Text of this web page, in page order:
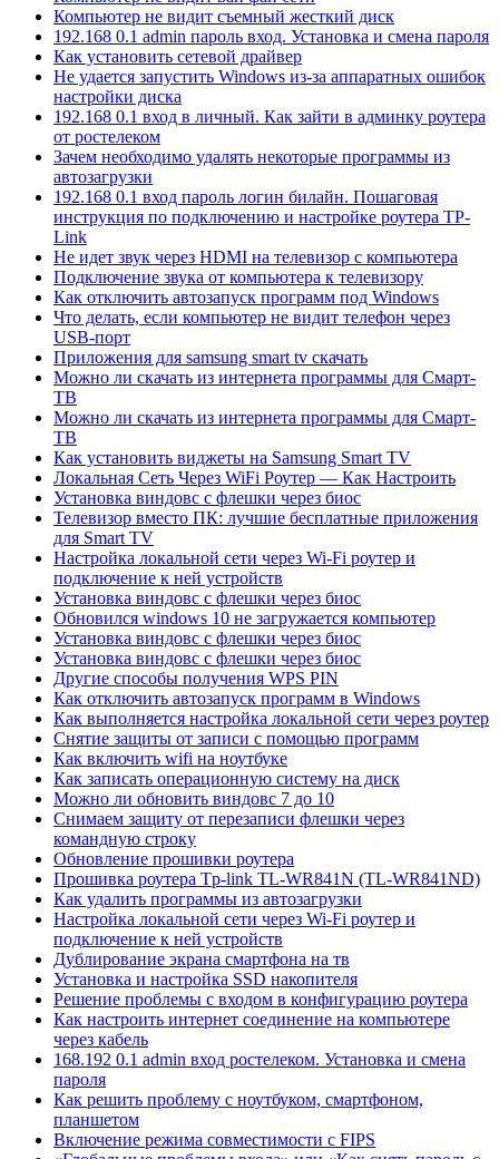
Компьютер не видит съемный жесткий диск
192.168 0.1 admin пароль вход. Установка и смена пароля
Как установить сетевой драйвер
Не удается запустить Windows из-за аппаратных ошибок
настройки диска
192.168 0.1 вход в личный. Как зайти в админку роутера
от ростелеком
Зачем необходимо удалять некоторые программы из
автозагрузки
192.168 0.1 вход пароль логин билайн. Пошаговая
инструкция по подключению и настройке роутера TP-
Link
Не идет звук через HDMI на телевизор с компьютера
Подключение звука от компьютера к телевизору
Как отключить автозапуск программ под Windows
Что делать, если компьютер не видит телефон через
USB-порт
Приложения для samsung smart tv скачать
Можно ли скачать из интернета программы для Смарт-
ТВ
Можно ли скачать из интернета программы для Смарт-
ТВ
Как установить виджеты на Samsung Smart TV
Локальная Сеть Через WiFi Роутер — Как Настроить
Установка виндовс с флешки через биос
Телевизор вместо ПК: лучшие бесплатные приложения
для Smart TV
Настройка локальной сети через Wi-Fi роутер и
подключение к ней устройств
Установка виндовс с флешки через биос
Обновился windows 10 не загружается компьютер
Установка виндовс с флешки через биос
Установка виндовс с флешки через биос
Другие способы получения WPS PIN
Как отключить автозапуск программ в Windows
Как выполняется настройка локальной сети через роутер
Снятие защиты от записи с помощью программ
Как включить wifi на ноутбуке
Как записать операционную систему на диск
Можно ли обновить виндовс 7 до 10
Снимаем защиту от перезаписи флешки через
командную строку
Обновление прошивки роутера
Прошивка роутера Tp-link TL-WR841N (TL-WR841ND)
Как удалить программы из автозагрузки
Настройка локальной сети через Wi-Fi роутер и
подключение к ней устройств
Дублирование экрана смартфона на тв
Установка и настройка SSD накопителя
Решение проблемы с входом в конфигурацию роутера
Как настроить интернет соединение на компьютере
через кабель
168.192 0.1 admin вход ростелеком. Установка и смена
пароля
Как решить проблему с ноутбуком, смартфоном,
планшетом
Включение режима совместимости с FIPS